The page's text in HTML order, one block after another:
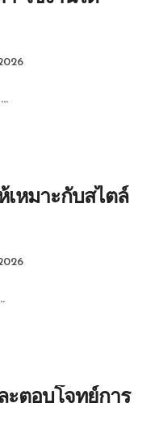
เหมาะกับสไตล์
ะตอบโจทย์การ